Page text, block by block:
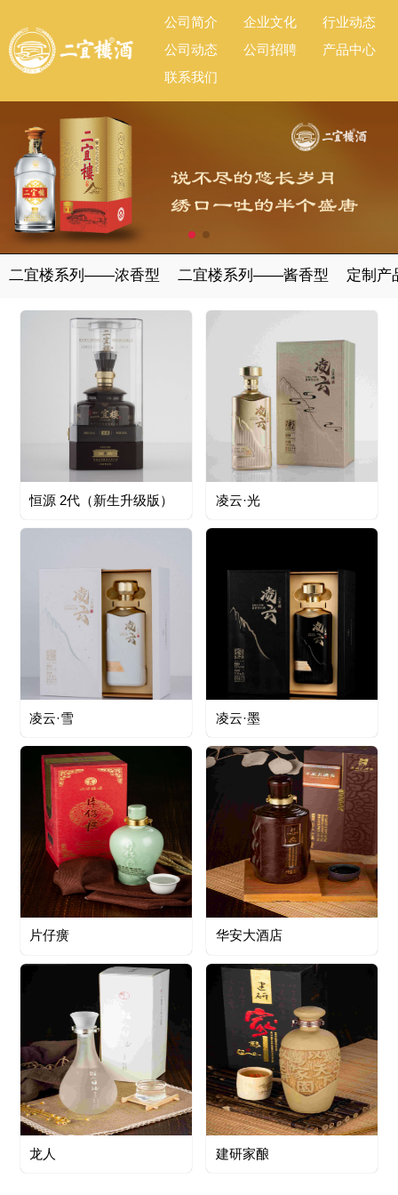
公司简介 企业文化
行业动态
公司动态
公司招聘
产品中心
联系我们
二宜楼系列——浓香型 二宜楼系列——酱香型 定制产
恒源 2代（新生升级版） 凌云·光
凌云·雪 凌云·墨
片仔癀 华安大酒店
龙人 建研家酿